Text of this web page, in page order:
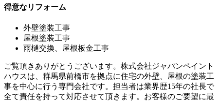
得意なリフォーム
外壁塗装工事
屋根塗装工事
雨樋交換、屋根板金工事
ご覧頂きありがとうございます。株式会社ジャパンペイント
ハウスは、群馬県前橋市を拠点に住宅の外壁、屋根の塗装工
事を中心に行う専門会社です。担当者は業界歴15年の社長で
全て責任を持って対応させて頂きます。お客様のご要望に最